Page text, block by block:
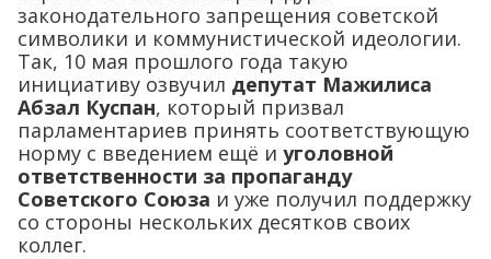
законодательного запрещения советской
символики и коммунистической идеологии.
Так, 10 мая прошлого года такую
инициативу озвучил депутат Мажилиса
Абзал Куспан, который призвал
парламентариев принять соответствующую
норму с введением ещё и уголовной
ответственности за пропаганду
Советского Союза и уже получил поддержку
со стороны нескольких десятков своих
коллег.